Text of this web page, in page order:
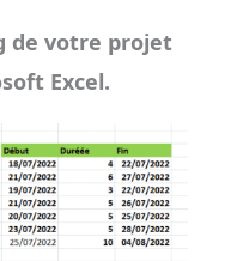
de votre projet
Excel.